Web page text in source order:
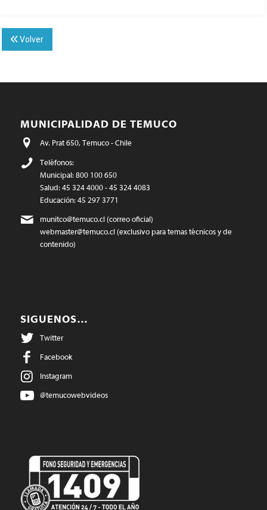
Volver
MUNICIPALIDAD DE TEMUCO
Av. Prat 650, Temuco - Chile
Teléfonos:
Municipal: 800 100 650
Salud: 45 324 4000 - 45 324 4083
Educación: 45 297 3771
munitco@temuco.cl(correo oficial)
webmaster@temuco.cl(exclusivo para temas técnicos y de
contenido)
SIGUENOS…
Twitter
Facebook
Instagram
@temucowebvideos